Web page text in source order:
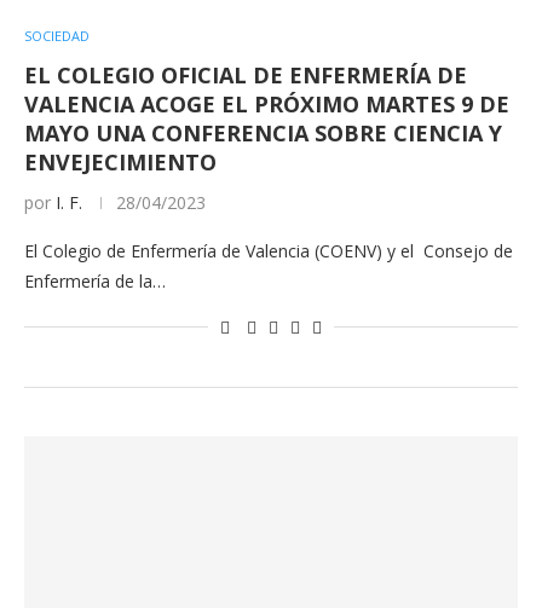
SOCIEDAD
EL COLEGIO OFICIAL DE ENFERMERÍA DE
VALENCIA ACOGE EL PRÓXIMO MARTES 9 DE
MAYO UNA CONFERENCIA SOBRE CIENCIA Y
ENVEJECIMIENTO
por I. F. 28/04/2023
El Colegio de Enfermería de Valencia (COENV) y el Consejo de
Enfermería de la…